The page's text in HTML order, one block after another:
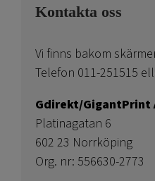
Kontakta oss
Vi finns bakom
Telefon 011-251515
Gdirekt/GigantPrint
Platinagatan 6
602 23 Norrköping
Org. nr: 556630-2773